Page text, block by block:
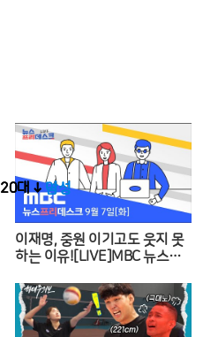
이재명, 중원 이기고도 웃지 못
하는 이유![LIVE]MBC 뉴스프
20대 ↓여성
20대 ↓남성